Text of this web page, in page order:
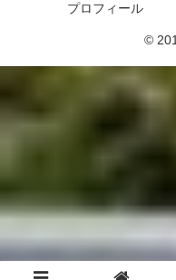
プロフィール
©